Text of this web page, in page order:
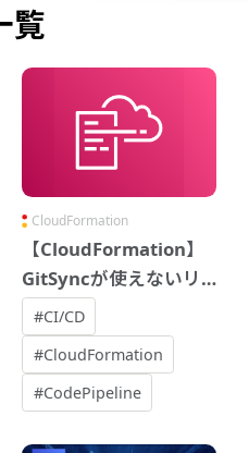
覧
CloudFormation
【CloudFormation】
GitSyncが使えないリ
ージョンで
CloudFormationの
CI/CDを考える
#CI/CD
#CloudFormation
#CodePipeline